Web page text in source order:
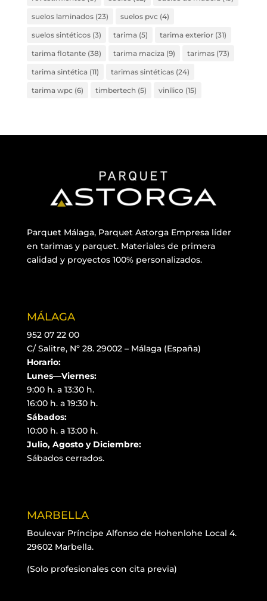
suelos laminados(23) suelos pvc (4)
suelos sintéticos(3) tarima (5) tarima exterior(31)
tarima flotante(38) tarima maciza (9) tarimas(73)
tarima sintética (11) tarimas sintéticas(24)
tarima wpc (6) timbertech (5) vinílico (15)
Parquet Málaga, Parquet Astorga Empresa líder
en tarimas y parquet. Materiales de primera
calidad y proyectos 100% personalizados.
MÁLAGA
952 07 22 00
C/ Salitre, Nº 28. 29002 – Málaga (España)
Horario:
Lunes—Viernes:
9:00 h. a 13:30 h.
16:00 h. a 19:30 h.
Sábados:
10:00 h. a 13:00 h.
Julio, Agosto y Diciembre:
Sábados cerrados.
MARBELLA
Boulevar Príncipe Alfonso de Hohenlohe Local 4.
29602 Marbella.
(Solo profesionales con cita previa)